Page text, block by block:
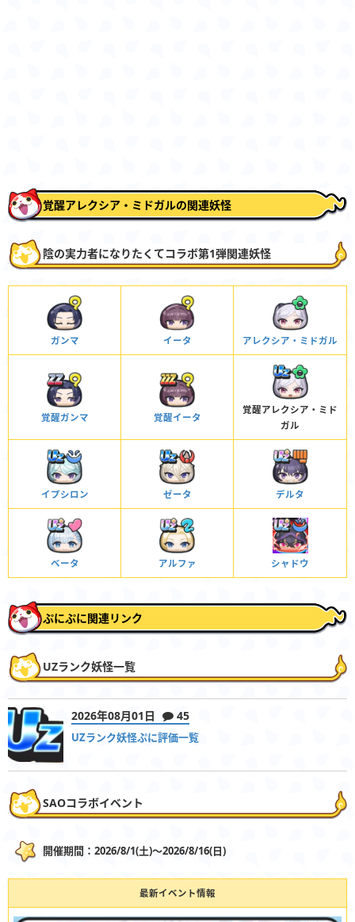
覚醒アレクシア・ミドガルの関連妖怪
陰の実力者になりたくてコラボ第1弾関連妖怪
ガンマ イータ アレクシア・ミドガル
覚醒ガンマ 覚醒イータ
覚醒アレクシア・ミド
ガル
イプシロン ゼータ デルタ
ベータ アルファ シャドウ
ぷにぷに関連リンク
UZランク妖怪一覧
2026年08月01日 45
UZランク妖怪ぷに評価一覧
SAOコラボイベント
開催期間：2026/8/1(土)〜2026/8/16(日)
最新イベント情報